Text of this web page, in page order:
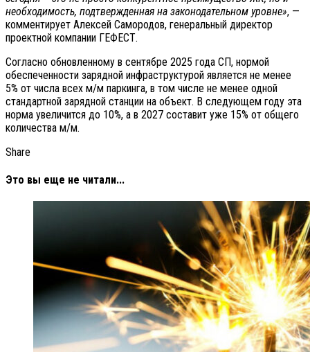
необходимость, подтвержденная на законодательном уровне», —
комментирует Алексей Самородов, генеральный директор
проектной компании ГЕФЕСТ.
Согласно обновленному в сентябре 2025 года СП, нормой
обеспеченности зарядной инфраструктурой является не менее
5% от числа всех м/м паркинга, в том числе не менее одной
стандартной зарядной станции на объект. В следующем году эта
норма увеличится до 10%, а в 2027 составит уже 15% от общего
количества м/м.
Share
Это вы еще не читали...